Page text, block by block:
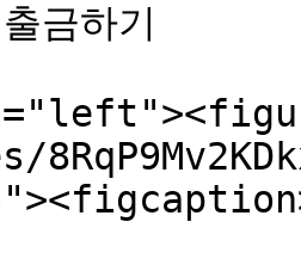
금하기